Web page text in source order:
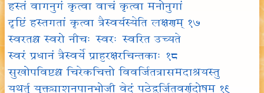
हस्तं वागनुगं कृत्वा वाचं कृत्वा मनोनुगां
दृष्टिं हस्तगतां कृत्वा त्रैस्वर्यस्येति लक्षणम् १७
स्वरतश्च स्वरो नीचः स्वरः स्वरित उच्यते
स्वरं प्रधानं त्रैस्वर्ये प्राहुरक्षरचिन्तकाः १८
सुखोपविष्टश्च चिरेकचित्तो विवर्जितत्रासमदाश्रयस्तु
यथर्तु युक्त्याशनपानभोजी वेदं पठेद्वर्जितवर्णदोषम् १९